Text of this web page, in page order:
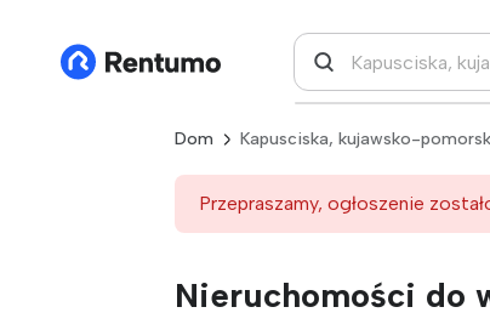
Dom Kapusciska, kujawsko-
Przepraszamy, ogłoszenie
Nieruchomości do